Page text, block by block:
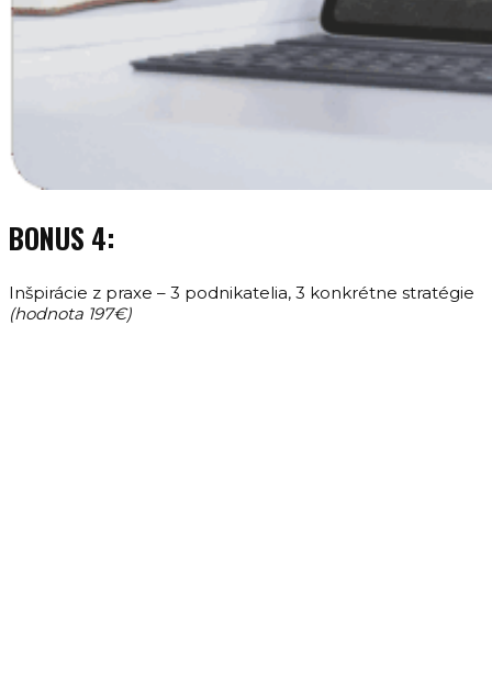
BONUS 4:
Inšpirácie z praxe – 3 podnikatelia, 3 konkrétne stratégie
(hodnota 197€)